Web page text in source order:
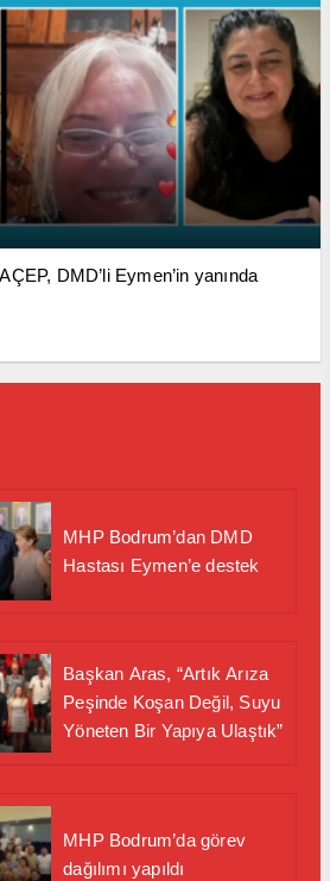
DMD’li Eymen’in yanında
MHP Bodrum’dan DMD
Hastası Eymen’e destek
Başkan Aras, “Artık Arıza
Peşinde Koşan Değil, Suyu
Yöneten Bir Yapıya Ulaştık”
MHP Bodrum’da görev
dağılımı yapıldı